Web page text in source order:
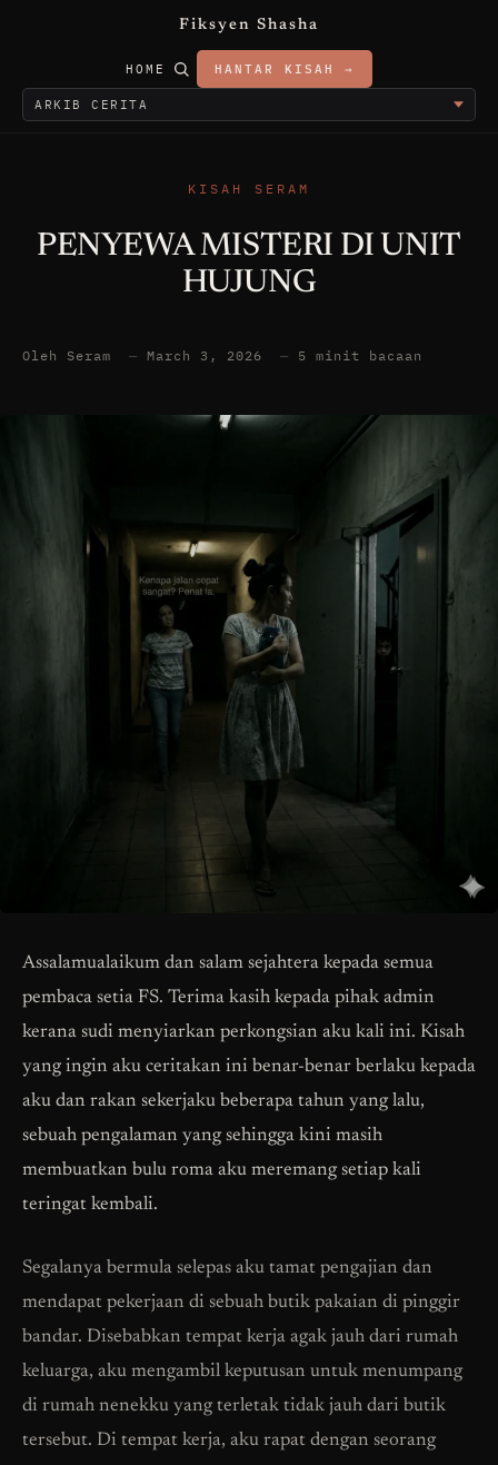
Fiksyen Shasha
HOME HANTAR KISAH →
KISAH SERAM
PENYEWA MISTERI DI UNIT
HUJUNG
Oleh Seram — March 3, 2026 — 5 minit bacaan
Assalamualaikum dan salam sejahtera kepada semua
pembaca setia FS. Terima kasih kepada pihak admin
kerana sudi menyiarkan perkongsian aku kali ini. Kisah
yang ingin aku ceritakan ini benar-benar berlaku kepada
aku dan rakan sekerjaku beberapa tahun yang lalu,
sebuah pengalaman yang sehingga kini masih
membuatkan bulu roma aku meremang setiap kali
teringat kembali.
Segalanya bermula selepas aku tamat pengajian dan
mendapat pekerjaan di sebuah butik pakaian di pinggir
bandar. Disebabkan tempat kerja agak jauh dari rumah
keluarga, aku mengambil keputusan untuk menumpang
di rumah nenekku yang terletak tidak jauh dari butik
tersebut. Di tempat kerja, aku rapat dengan seorang